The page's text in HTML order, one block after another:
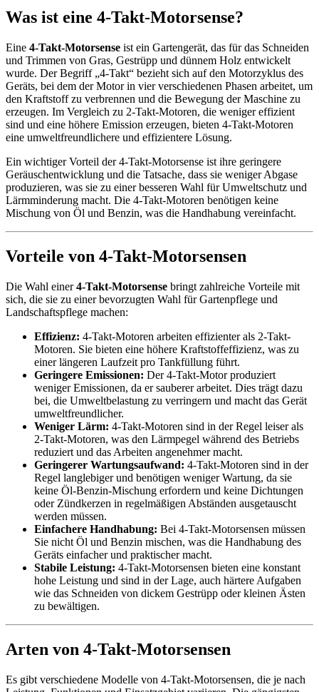
Was ist eine 4-Takt-Motorsense?
Eine 4-Takt-Motorsense ist ein Gartengerät, das für das Schneiden
und Trimmen von Gras, Gestrüpp und dünnem Holz entwickelt
wurde. Der Begriff „4-Takt“ bezieht sich auf den Motorzyklus des
Geräts, bei dem der Motor in vier verschiedenen Phasen arbeitet, um
den Kraftstoff zu verbrennen und die Bewegung der Maschine zu
erzeugen. Im Vergleich zu 2-Takt-Motoren, die weniger effizient
sind und eine höhere Emission erzeugen, bieten 4-Takt-Motoren
eine umweltfreundlichere und effizientere Lösung.
Ein wichtiger Vorteil der 4-Takt-Motorsense ist ihre geringere
Geräuschentwicklung und die Tatsache, dass sie weniger Abgase
produzieren, was sie zu einer besseren Wahl für Umweltschutz und
Lärmminderung macht. Die 4-Takt-Motoren benötigen keine
Mischung von Öl und Benzin, was die Handhabung vereinfacht.
Vorteile von 4-Takt-Motorsensen
Die Wahl einer4-Takt-Motorsense bringt zahlreiche Vorteile mit
sich, die sie zu einer bevorzugten Wahl für Gartenpflege und
Landschaftspflege machen:
Effizienz: 4-Takt-Motoren arbeiten effizienter als 2-Takt-
Motoren. Sie bieten eine höhere Kraftstoffeffizienz, was zu
einer längeren Laufzeit pro Tankfüllung führt.
Geringere Emissionen: Der 4-Takt-Motor produziert
weniger Emissionen, da er sauberer arbeitet. Dies trägt dazu
bei, die Umweltbelastung zu verringern und macht das Gerät
umweltfreundlicher.
Weniger Lärm: 4-Takt-Motoren sind in der Regel leiser als
2-Takt-Motoren, was den Lärmpegel während des Betriebs
reduziert und das Arbeiten angenehmer macht.
Geringerer Wartungsaufwand: 4-Takt-Motoren sind in der
Regel langlebiger und benötigen weniger Wartung, da sie
keine Öl-Benzin-Mischung erfordern und keine Dichtungen
oder Zündkerzen in regelmäßigen Abständen ausgetauscht
werden müssen.
Einfachere Handhabung: Bei 4-Takt-Motorsensen müssen
Sie nicht Öl und Benzin mischen, was die Handhabung des
Geräts einfacher und praktischer macht.
Stabile Leistung: 4-Takt-Motorsensen bieten eine konstant
hohe Leistung und sind in der Lage, auch härtere Aufgaben
wie das Schneiden von dickem Gestrüpp oder kleinen Ästen
zu bewältigen.
Arten von 4-Takt-Motorsensen
Es gibt verschiedene Modelle von 4-Takt-Motorsensen, die je nach